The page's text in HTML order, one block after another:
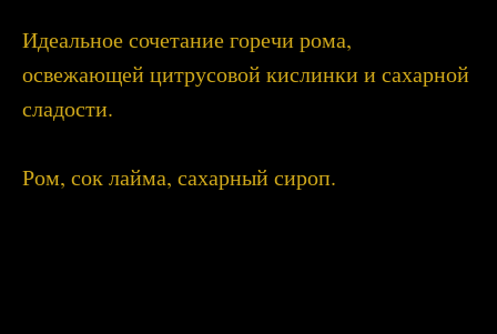
Идеальное сочетание горечи рома,
освежающей цитрусовой кислинки и сахарной
сладости.
Ром, сок лайма, сахарный сироп.